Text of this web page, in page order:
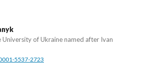
University of Ukraine named after Ivan
5537-2723